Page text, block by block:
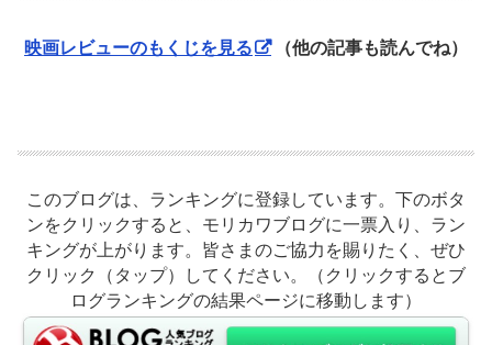
映画レビューのもくじを見る （他の記事も読んでね）
このブログは、ランキングに登録しています。下のボタ
ンをクリックすると、モリカワブログに一票入り、ラン
キングが上がります。皆さまのご協力を賜りたく、ぜひ
クリック（タップ）してください。（クリックするとブ
ログランキングの結果ページに移動します）